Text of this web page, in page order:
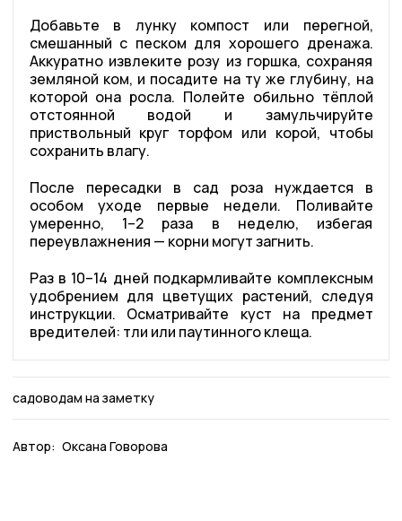
Добавьте в лунку компост или перегной,
смешанный с песком для хорошего дренажа.
Аккуратно извлеките розу из горшка, сохраняя
земляной ком, и посадите на ту же глубину, на
которой она росла. Полейте обильно тёплой
отстоянной водой и замульчируйте
приствольный круг торфом или корой, чтобы
сохранить влагу.
После пересадки в сад роза нуждается в
особом уходе первые недели. Поливайте
умеренно, 1–2 раза в неделю, избегая
переувлажнения — корни могут загнить.
Раз в 10–14 дней подкармливайте комплексным
удобрением для цветущих растений, следуя
инструкции. Осматривайте куст на предмет
вредителей: тли или паутинного клеща.
садоводам на заметку
Автор: Оксана Говорова